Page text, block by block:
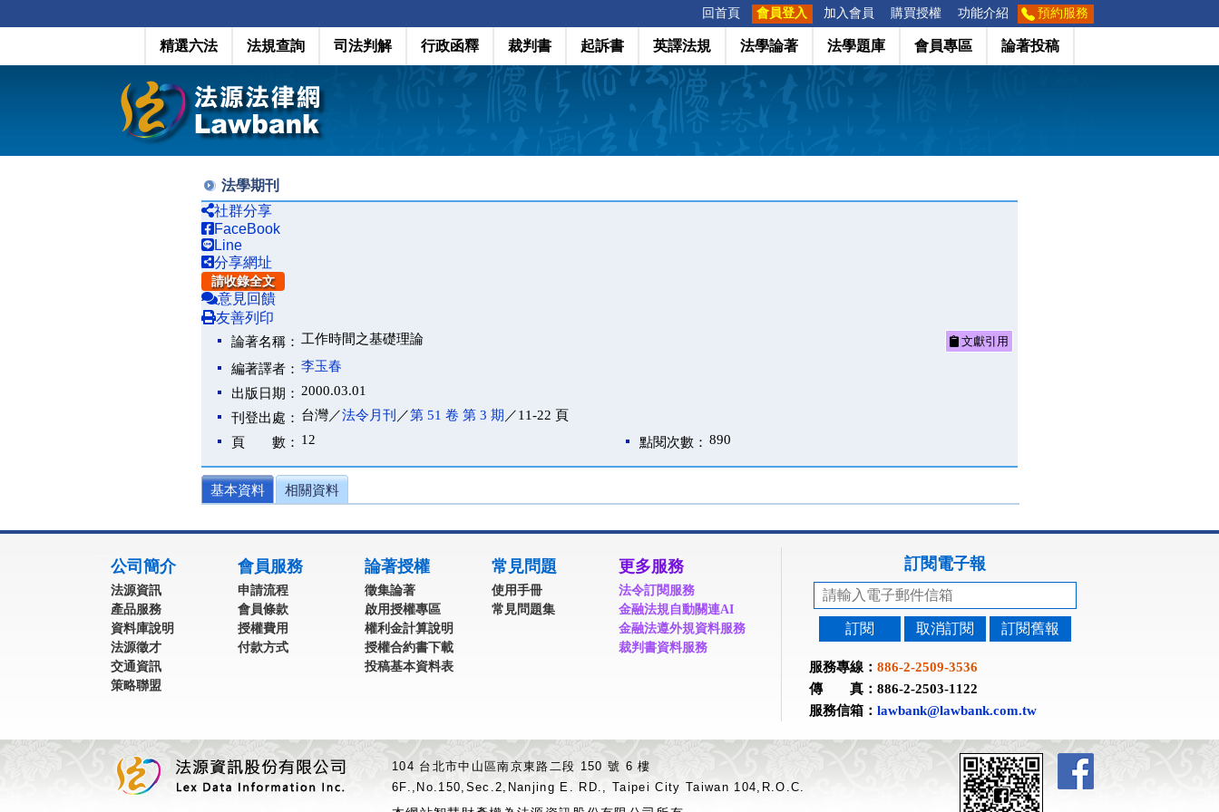
回首頁 會員登入 加入會員 購買授權 功能介紹 預約服務
精選六法 法規查詢 司法判解 行政函釋 裁判書 起訴書 英譯法規 法學論著 法學題庫 會員專區 論著投稿
法學期刊
社群分享
FaceBook
Line
分享網址
請收錄全文
意見回饋
友善列印
論著名稱： 工作時間之基礎理論 文獻引用
編著譯者： 李玉春
出版日期： 2000.03.01
刊登出處： 台灣／法令月刊 ／第 51 卷 第 3 期 ／11-22 頁
頁 數： 12 點閱次數： 890
基本資料 相關資料
公司簡介
法源資訊
產品服務
資料庫說明
法源徵才
交通資訊
策略聯盟
會員服務
申請流程
會員條款
授權費用
付款方式
論著授權
徵集論著
啟用授權專區
權利金計算說明
授權合約書下載
投稿基本資料表
常見問題
使用手冊
常見問題集
更多服務
法令訂閱服務
金融法規自動關連AI
金融法遵外規資料服務
裁判書資料服務
訂閱電子報
訂閱 取消訂閱 訂閱舊報
服務專線： 886-2-2509-3536
傳 真：886-2-2503-1122
服務信箱： lawbank@lawbank.com.tw
104 台北市中山區南京東路二段 150 號 6 樓
6F.,No.150,Sec.2,Nanjing E. RD., Taipei City Taiwan 104,R.O.C.